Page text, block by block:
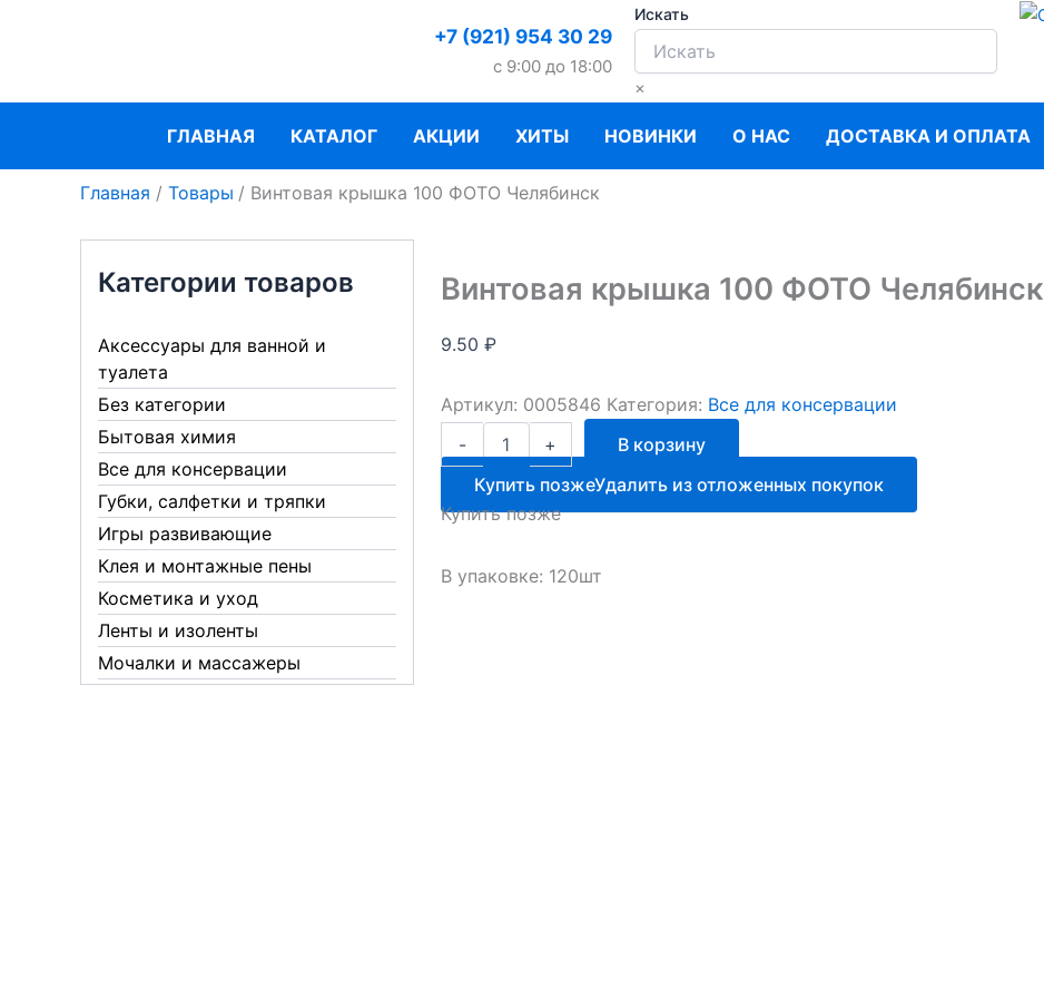
+7 (921) 954 30 29
c 9:00 до 18:00
Искать
×
ГЛАВНАЯ КАТАЛОГ АКЦИИ ХИТЫ НОВИНКИ О НАС ДОСТАВКА И ОПЛАТА
Главная Товары Винтовая крышка 100 ФОТО Челябинск
Категории товаров
Аксессуары для ванной и
туалета
Без категории
Бытовая химия
Все для консервации
Губки, салфетки и тряпки
Игры развивающие
Клея и монтажные пены
Косметика и уход
Ленты и изоленты
Мочалки и массажеры
Винтовая крышка 100 ФОТО Челябинск
9.50 ₽
Артикул: 0005846 Категория: Все для консервации
-
Количество
товара
Винтовая
крышка
100
Челябинск
+
В корзину
Купить позжеУдалить из отложенных покупок
Купить позже
В упаковке: 120шт